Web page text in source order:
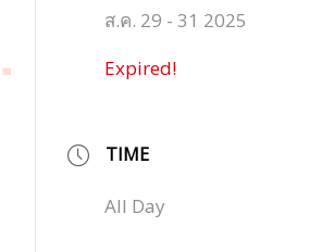
ส.ค. 29 - 31 2025
Expired!
TIME
All Day